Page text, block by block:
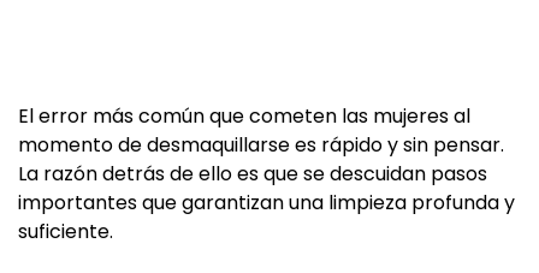
El error más común que cometen las mujeres al
momento de desmaquillarse es rápido y sin pensar.
La razón detrás de ello es que se descuidan pasos
importantes que garantizan una limpieza profunda y
suficiente.